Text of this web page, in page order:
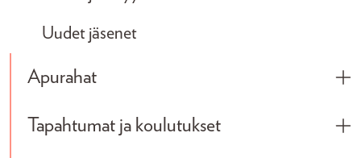
Uudet jäsenet
Apurahat
Tapahtumat ja koulutukset